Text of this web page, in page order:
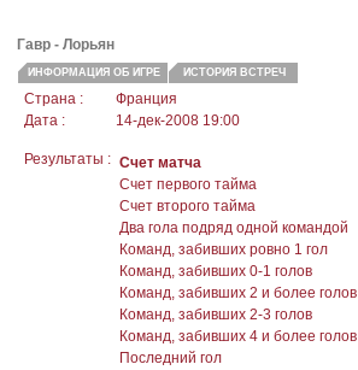
Гавр - Лорьян
ИНФОРМАЦИЯ ОБ ИГРЕ ИСТОРИЯ ВСТРЕЧ
Страна :
Франция
Дата :
14-дек-2008 19:00
Результаты : Счет матча
Счет первого тайма
Счет второго тайма
Два гола подряд одной командой
Команд, забивших ровно 1 гол
Команд, забивших 0-1 голов
Команд, забивших 2 и более голов
Команд, забивших 2-3 голов
Команд, забивших 4 и более голов
Последний гол